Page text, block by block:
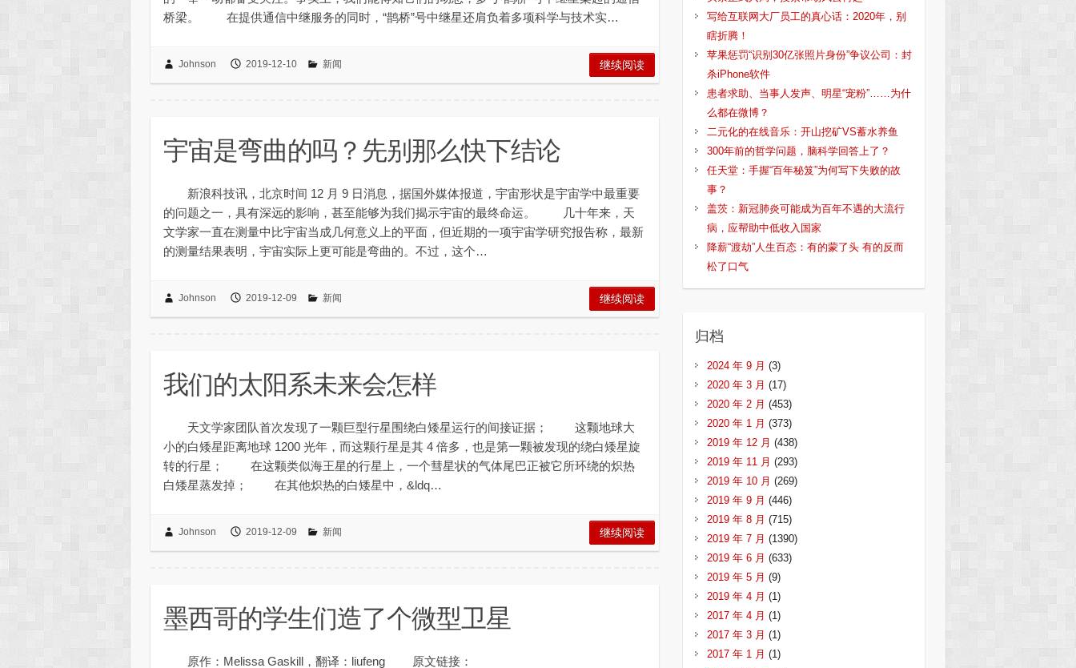
桥梁。 在提供通信中继服务的同时，“鹊桥”号中继星还肩负着多项科学与技术实…
Johnson 2019-12-10 新闻 继续阅读
宇宙是弯曲的吗？先别那么快下结论
新浪科技讯，北京时间 12 月 9 日消息，据国外媒体报道，宇宙形状是宇宙学中最重要
的问题之一，具有深远的影响，甚至能够为我们揭示宇宙的最终命运。 几十年来，天
文学家一直在测量中比宇宙当成几何意义上的平面，但近期的一项宇宙学研究报告称，最新
的测量结果表明，宇宙实际上更可能是弯曲的。不过，这个…
Johnson 2019-12-09 新闻 继续阅读
我们的太阳系未来会怎样
天文学家团队首次发现了一颗巨型行星围绕白矮星运行的间接证据； 这颗地球大
小的白矮星距离地球 1200 光年，而这颗行星是其 4 倍多，也是第一颗被发现的绕白矮星旋
转的行星； 在这颗类似海王星的行星上，一个彗星状的气体尾巴正被它所环绕的炽热
白矮星蒸发掉； 在其他炽热的白矮星中，&ldq…
Johnson 2019-12-09 新闻 继续阅读
墨西哥的学生们造了个微型卫星
原作：Melissa Gaskill，翻译：liufeng 原文链接：
写给互联网大厂员工的真心话：2020年，别
瞎折腾！
苹果惩罚“识别30亿张照片身份”争议公司：封
杀iPhone软件
患者求助、当事人发声、明星“宠粉”……为什
么都在微博？
二元化的在线音乐：开山挖矿VS蓄水养鱼
300年前的哲学问题，脑科学回答上了？
任天堂：手握“百年秘笈”为何写下失败的故
事？
盖茨：新冠肺炎可能成为百年不遇的大流行
病，应帮助中低收入国家
降薪“渡劫”人生百态：有的蒙了头 有的反而
松了口气
归档
2024 年 9 月 (3)
2020 年 3 月 (17)
2020 年 2 月 (453)
2020 年 1 月 (373)
2019 年 12 月 (438)
2019 年 11 月 (293)
2019 年 10 月 (269)
2019 年 9 月 (446)
2019 年 8 月 (715)
2019 年 7 月 (1390)
2019 年 6 月 (633)
2019 年 5 月 (9)
2019 年 4 月 (1)
2017 年 4 月 (1)
2017 年 3 月 (1)
2017 年 1 月 (1)